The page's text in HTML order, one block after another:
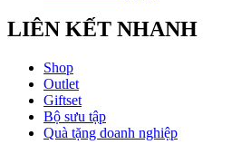
LIÊN KẾT NHANH
Shop
Outlet
Giftset
Bộ sưu tập
Quà tặng doanh nghiệp